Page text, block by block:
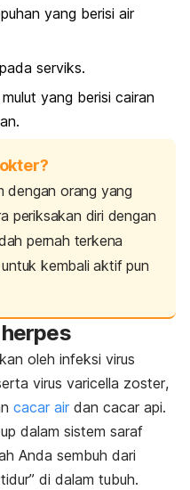
yang berisi air
serviks.
yang berisi cairan
dengan orang yang
periksakan diri dengan
pernah terkena
kembali aktif pun
oleh infeksi virus
virus varicella zoster,
cacar air dan cacar api.
dalam sistem saraf
Anda sembuh dari
di dalam tubuh.